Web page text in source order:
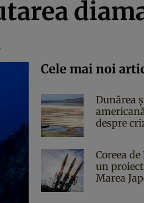
Cele mai noi
Dunărea
despre
Coreea
un
Marea